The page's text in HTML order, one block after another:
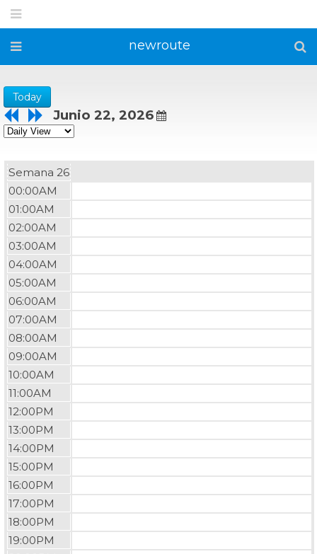
newroute
Today
Junio 22, 2026
Semana 26
00:00AM
01:00AM
02:00AM
03:00AM
04:00AM
05:00AM
06:00AM
07:00AM
08:00AM
09:00AM
10:00AM
11:00AM
12:00PM
13:00PM
14:00PM
15:00PM
16:00PM
17:00PM
18:00PM
19:00PM